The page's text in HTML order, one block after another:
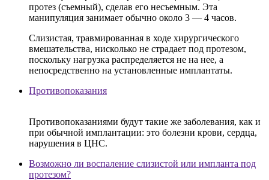
протез (съемный), сделав его несъемным. Эта
манипуляция занимает обычно около 3 — 4 часов.
Слизистая, травмированная в ходе хирургического
вмешательства, нисколько не страдает под протезом,
поскольку нагрузка распределяется не на нее, а
непосредственно на установленные имплантаты.
Противопоказания
Противопоказаниями будут такие же заболевания, как и
при обычной имплантации: это болезни крови, сердца,
нарушения в ЦНС.
Возможно ли воспаление слизистой или импланта под
протезом?